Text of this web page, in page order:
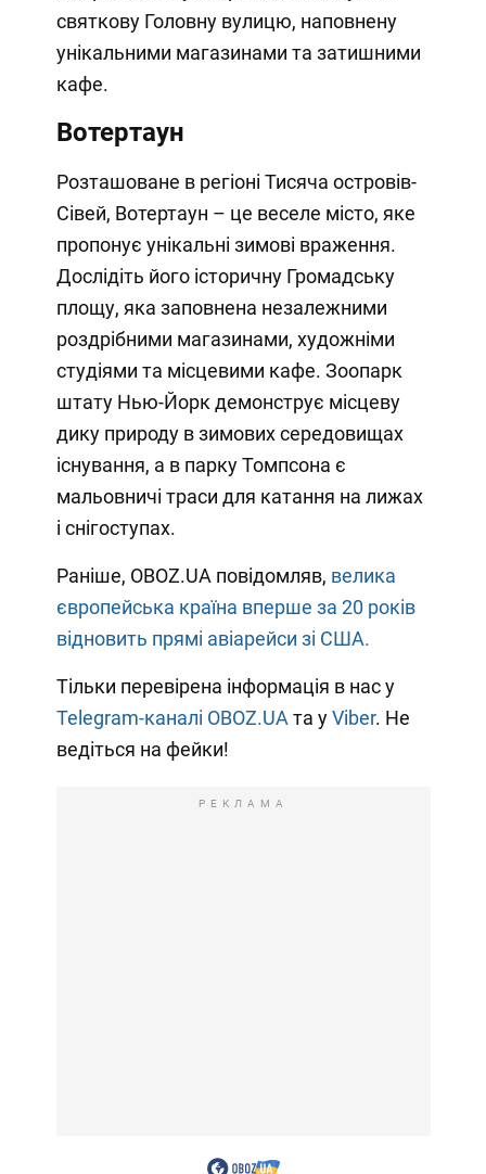
святкову Головну вулицю, наповнену
унікальними магазинами та затишними
кафе.
Вотертаун
Розташоване в регіоні Тисяча островів-
Сівей, Вотертаун – це веселе місто, яке
пропонує унікальні зимові враження.
Дослідіть його історичну Громадську
площу, яка заповнена незалежними
роздрібними магазинами, художніми
студіями та місцевими кафе. Зоопарк
штату Нью-Йорк демонструє місцеву
дику природу в зимових середовищах
існування, а в парку Томпсона є
мальовничі траси для катання на лижах
і снігоступах.
Раніше, OBOZ.UA повідомляв, велика
європейська країна вперше за 20 років
відновить прямі авіарейси зі США.
Тільки перевірена інформація в нас у
Telegram-каналі OBOZ.UA та уViber. Не
ведіться на фейки!
РЕКЛАМА